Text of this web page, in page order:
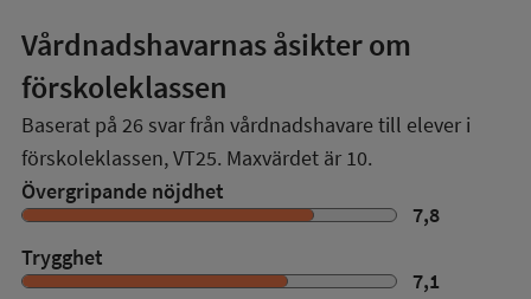
Vårdnadshavarnas åsikter om
förskoleklassen
Baserat på 26 svar från vårdnadshavare till elever i
förskoleklassen,VT25. Maxvärdet är 10.
Övergripande nöjdhet
7,8
Trygghet
7,1